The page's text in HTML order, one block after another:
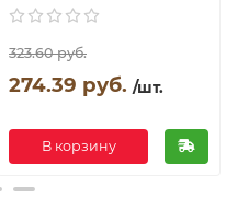
323.60 руб.
274.39 руб. /шт.
В корзину